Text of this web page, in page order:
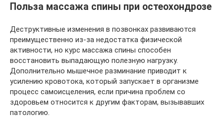
Польза массажа спины при остеохондрозе
Деструктивные изменения в позвонках развиваются
преимущественно из-за недостатка физической
активности, но курс массажа спины способен
восстановить выпадающую полезную нагрузку.
Дополнительно мышечное разминание приводит к
усилению кровотока, который запускает в организме
процесс самоисцеления, если причина проблем со
здоровьем относится к другим факторам, вызывавших
патологию.